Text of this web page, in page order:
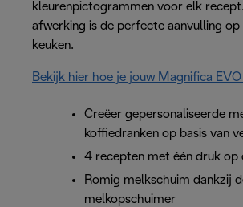
kleurenpictogrammen voor elk
afwerking is de perfecte aanvulling
keuken.
Bekijk hier hoe je jouw Magnifica
Creëer gepersonaliseerde
koffiedranken op basis van
4 recepten met één druk op
Romig melkschuim dankzij
melkopschuimer